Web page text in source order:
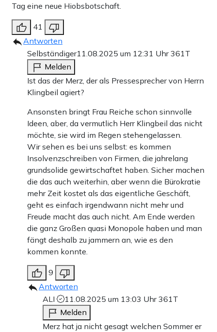
Tag eine neue Hiobsbotschaft.
41
Antworten
Selbständiger11.08.2025 um 12:31 Uhr361T
Melden
Ist das der Merz, der als Pressesprecher von Herrn
Klingbeil agiert?
Ansonsten bringt Frau Reiche schon sinnvolle
Ideen, aber, da vermutlich Herr Klingbeil das nicht
möchte, sie wird im Regen stehengelassen.
Wir sehen es bei uns selbst: es kommen
Insolvenzschreiben von Firmen, die jahrelang
grundsolide gewirtschaftet haben. Sicher machen
die das auch weiterhin, aber wenn die Bürokratie
mehr Zeit kostet als das eigentliche Geschäft,
geht es einfach irgendwann nicht mehr und
Freude macht das auch nicht. Am Ende werden
die ganz Großen quasi Monopole haben und man
fängt deshalb zu jammern an, wie es den
kommen konnte.
9
Antworten
ALI
11.08.2025 um 13:03 Uhr361T
Melden
Merz hat ja nicht gesagt welchen Sommer er